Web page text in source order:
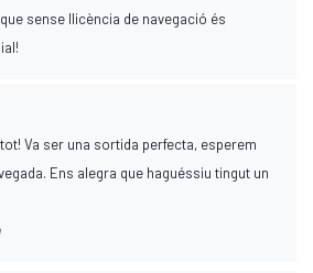
sense llicència de navegació és
Va ser una sortida perfecta, esperem
Ens alegra que haguéssiu tingut un